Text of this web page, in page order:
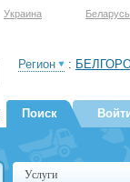
Украина Беларусь
Регион :
Поиск
Услуги